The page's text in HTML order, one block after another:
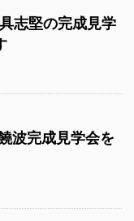
志堅の完成見学
波完成見学会を